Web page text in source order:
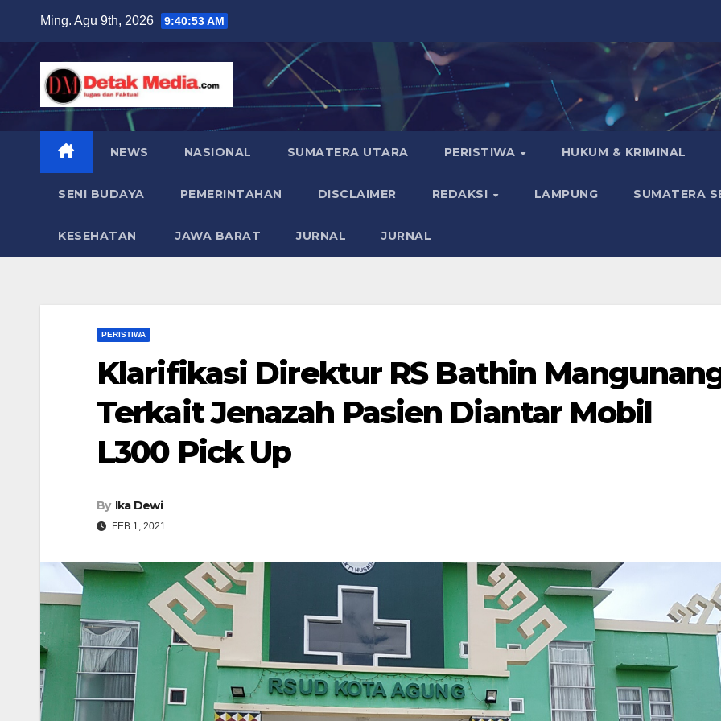
content
Ming. Agu 9th, 2026 9:40:55 AM
NEWS NASIONAL SUMATERA UTARA PERISTIWA HUKUM & KRIMINAL
SENI BUDAYA PEMERINTAHAN DISCLAIMER REDAKSI LAMPUNG SUMATERA
KESEHATAN JAWA BARAT JURNAL JURNAL
PERISTIWA
Klarifikasi Direktur RS Bathin
Terkait Jenazah Pasien Diantar Mobil
L300 Pick Up
By Ika Dewi
FEB 1, 2021